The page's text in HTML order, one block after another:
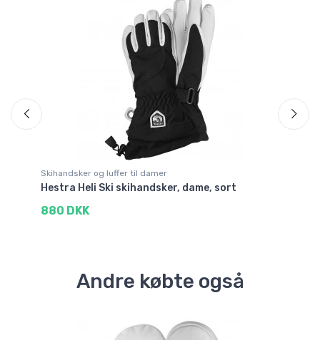
Skihandsker og luffer til damer
Hestra Heli Ski skihandsker, dame, sort
880 DKK
Andre købte også